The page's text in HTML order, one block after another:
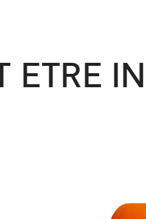
ETRE